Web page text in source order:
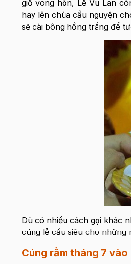
giỗ vong hồn, Lễ Vu Lan
hay lên chùa cầu nguyện
sẽ cài bông hồng trắng để
Dù có nhiều cách gọi khác
cúng lễ cầu siêu cho những
Cúng rằm tháng 7